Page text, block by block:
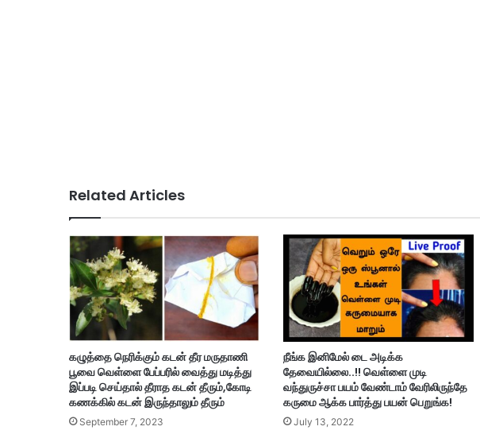
Related Articles
கழுத்தை நெரிக்கும் கடன் தீர மருதாணி
பூவை வெள்ளை பேப்பரில் வைத்து மடித்து
இப்படி செய்தால் தீராத கடன் தீரும்,கோடி
கணக்கில் கடன் இருந்தாலும் தீரும்
September 7, 2023
நீங்க இனிமேல் டை அடிக்க
தேவையில்லை..!! வெள்ளை முடி
வந்துருச்சா பயம் வேண்டாம் வேரிலிருந்தே
கருமை ஆக்க பார்த்து பயன் பெறுங்க!
July 13, 2022